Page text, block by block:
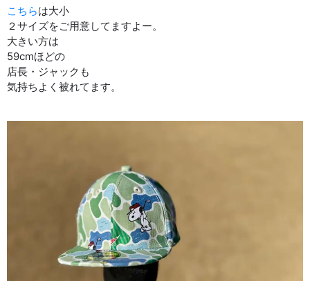
こちらは大小
２サイズをご用意してますよー。
大きい方は
59cmほどの
店長・ジャックも
気持ちよく被れてます。